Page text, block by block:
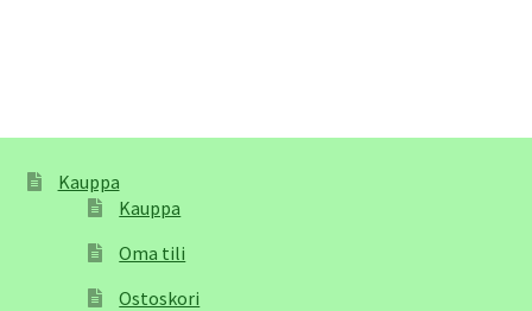
Kauppa
Kauppa
Oma tili
Ostoskori